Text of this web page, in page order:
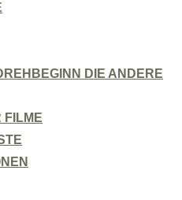
DIE ANDERE
FILME